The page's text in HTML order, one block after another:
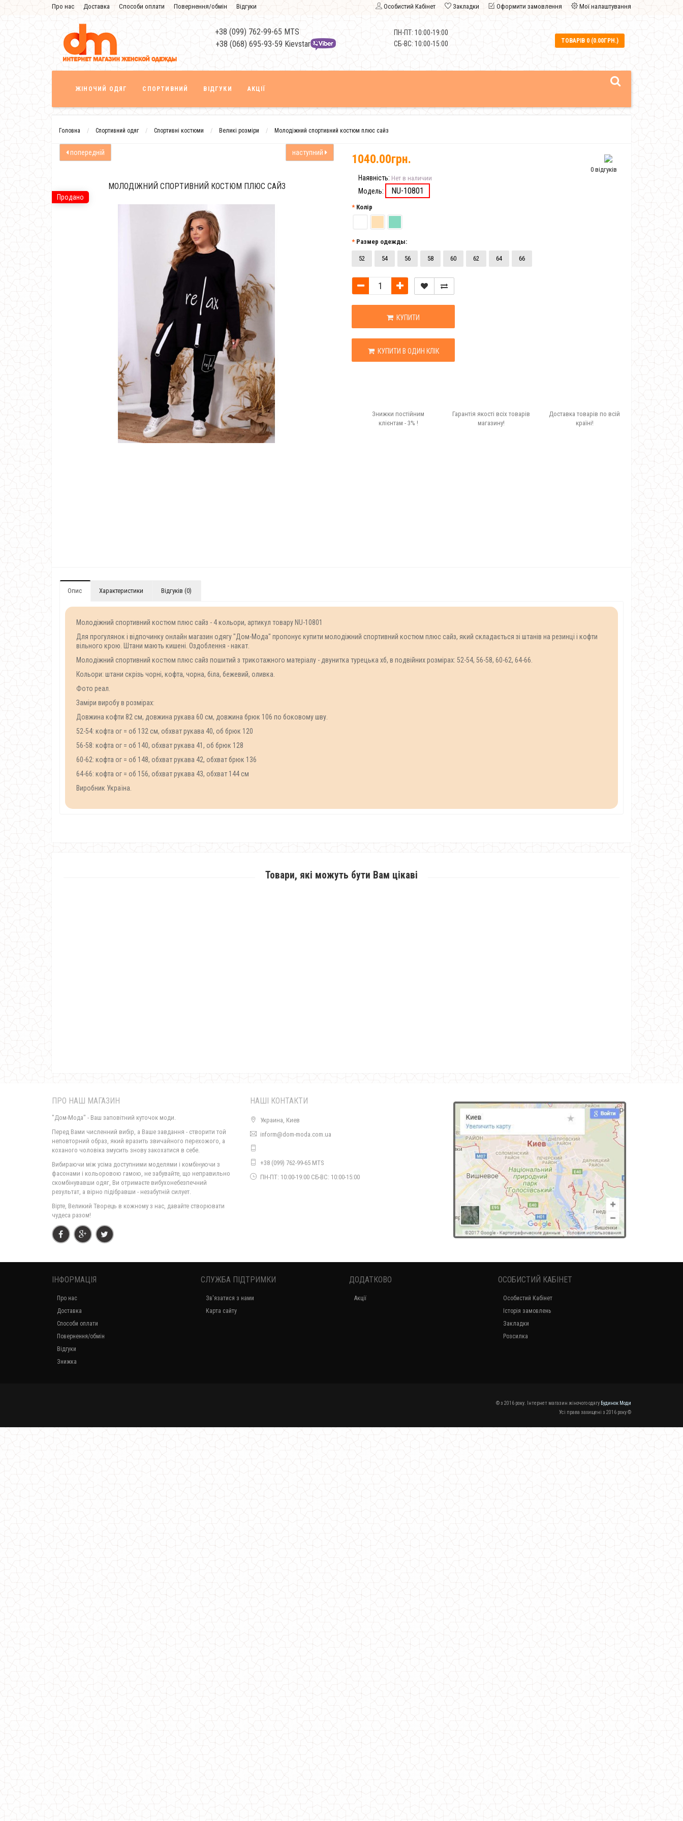
Про нас Доставка Способи оплати Повернення/обмін
Відгуки
Знижка
Особистий Кабінет Закладки Оформити замовлення Мої налаштування
+38 (099) 762-99-65 MTS
+38 (068) 695-93-59 Kievstar
ПН-ПТ: 10:00-19:00
СБ-ВС: 10:00-15:00
ТОВАРІВ 0 (0.00ГРН.)
ЖІНОЧИЙ ОДЯГ СПОРТИВНИЙ ВІДГУКИ АКЦІЇ
Головна Спортивний одяг Спортивні костюми Великі розміри Молодіжний спортивний костюм плюс сайз
попередній наступний
Продано
МОЛОДІЖНИЙ СПОРТИВНИЙ КОСТЮМ ПЛЮС САЙЗ
0 відгуків
1040.00грн.
Наявність: Нет в наличии
Модель: NU-10801
Колір
Размер одежды:
52 54 56 58 60 62 64 66
КУПИТИ
КУПИТИ В ОДИН КЛІК
Знижки постійним
клієнтам - 3% !
Гарантія якості всіх товарів
магазину!
Доставка товарів по всій
країні!
Опис Характеристики Відгуків (0)
Молодіжний спортивний костюм плюс сайз - 4 кольори, артикул товару NU-10801
Для прогулянок і відпочинку онлайн магазин одягу "Дом-Мода" пропонує купити молодіжний спортивний костюм плюс сайз, який складається зі штанів на резинці і кофти
вільного крою. Штани мають кишені. Оздоблення - накат.
Молодіжний спортивний костюм плюс сайз пошитий з трикотажного матеріалу - двунитка турецька хб, в подвійних розмірах: 52-54, 56-58, 60-62, 64-66.
Кольори: штани скрізь чорні, кофта, чорна, біла, бежевий, оливка.
Фото реал.
Заміри виробу в розмірах:
Довжина кофти 82 см, довжина рукава 60 см, довжина брюк 106 по боковому шву.
52-54: кофта ог = об 132 см, обхват рукава 40, об брюк 120
56-58: кофта ог = об 140, обхват рукава 41, об брюк 128
60-62: кофта ог = об 148, обхват рукава 42, обхват брюк 136
64-66: кофта ог = об 156, обхват рукава 43, обхват 144 см
Виробник Україна.
Товари, які можуть бути Вам цікаві
1420.00грн.
Літній молодіжний спортивний костюм жіночий
750.00грн.
Молодіжний спортивний костюм з велюру плюш
830.00грн. 650.00грн.
Молодіжний спортивний костюм трійка жіночий великого розміру
1600.00грн.
ПРО НАШ МАГАЗИН
"Дом-Мода" - Ваш заповітний куточок моди.
Перед Вами численний вибір, а Ваше завдання - створити той
неповторний образ, який вразить звичайного перехожого, а
коханого чоловіка змусить знову закохатися в себе.
Вибираючи між усіма доступними моделями і комбінуючи з
фасонами і кольоровою гамою, не забувайте, що неправильно
скомбінувавши одяг, Ви отримаєте вибухонебезпечний
результат, а вірно підібравши - незабутній силует.
Вірте, Великий Творець в кожному з нас, давайте створювати
чудеса разом!
НАШІ КОНТАКТИ
Украина, Киев
inform@dom-moda.com.ua
+38 (099) 762-99-65 MTS
ПН-ПТ: 10:00-19:00 СБ-ВС: 10:00-15:00
ІНФОРМАЦІЯ
Про нас
Доставка
Способи оплати
Повернення/обмін
Відгуки
Знижка
СЛУЖБА ПІДТРИМКИ
Зв'язатися з нами
Карта сайту
ДОДАТКОВО
Акції
ОСОБИСТИЙ КАБІНЕТ
Особистий Кабінет
Історія замовлень
Закладки
Розсилка
© з 2016 року. Інтернет магазин жіночого одягу Будинок Моди
Усі права захищені з 2016 року ©